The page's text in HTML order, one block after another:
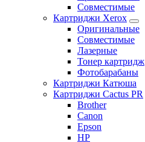
Совместимые
Картриджи Xerox
Оригинальные
Совместимые
Лазерные
Тонер картридж
Фотобарабаны
Картриджи Катюша
Картриджи Cactus PR
Brother
Canon
Epson
HP